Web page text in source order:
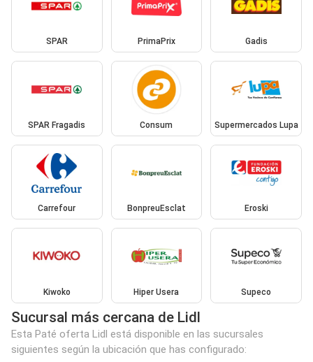
SPAR PrimaPrix Gadis
SPAR Fragadis Consum Supermercados Lupa
Carrefour BonpreuEsclat Eroski
Kiwoko Hiper Usera Supeco
Sucursal más cercana de Lidl
Esta Paté oferta Lidl está disponible en las sucursales
siguientes según la ubicación que has configurado: